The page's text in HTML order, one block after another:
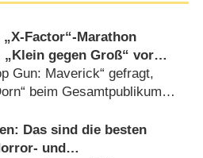
Factor“-Marathon
„Klein gegen Groß“ vor
den Star“
Gun: Maverick“ gefragt,
beim Gesamtpublikum
Das sind die besten
und